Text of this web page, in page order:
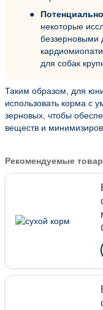
некоторые
беззерновыми
для собак
Таким образом, для
использовать корма с
зерновых, чтобы
веществ и
Рекомендуемые